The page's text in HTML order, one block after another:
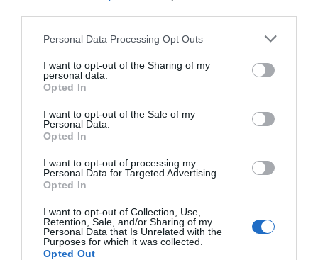
Please note that this website/app uses one or more Google
not limited to your visit or usage behaviour. You may click to
grant or deny consent to Google and its third-party tags to
use your data for below specified purposes in below Google
consent section.
Personal Data Processing Opt Outs
I want to opt-out of the Sharing of my
personal data.
Opted In
I want to opt-out of the Sale of my
Personal Data.
Opted In
I want to opt-out of processing my
Personal Data for Targeted Advertising.
Opted In
I want to opt-out of Collection, Use,
Retention, Sale, and/or Sharing of my
Personal Data that Is Unrelated with the
Purposes for which it was collected.
Opted Out
ελπίζουν οι Ευρωπαίοι.
Τραμπ ότι, αν φανεί πολύ υποχωρητικός
έναντι της Ρωσίας, ενδέχεται να ενθαρρύνει
τον βασικό του αντίπαλο, την Κίνα, να εντείνει
τις πιέσεις της στην Ταϊβάν.
Η κυβέρνηση του Ρεπουμπλικάνου μοιάζει να
συμφωνεί αυτή τη στιγμή με τη Μόσχα,
εκτιμώντας ότι «δεν είναι ρεαλιστικό
Ουκρανία να ανακτήσει τα εδάφη που έχασε
από τη Ρωσία ή να ενταχθεί στο ΝΑΤΟ.